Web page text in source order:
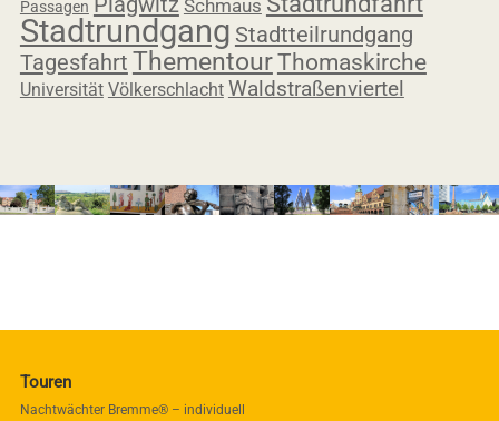
Passagen Schmaus
Stadtrundgang Stadtteilrundgang
Tagesfahrt ThementourThomaskirche
Universität Völkerschlacht Waldstraßenviertel
Touren
Nachtwächter Bremme® – individuell